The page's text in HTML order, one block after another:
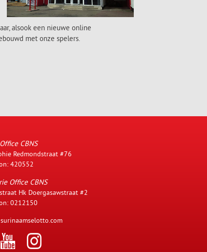
alsook een nieuwe online
met onze spelers.
CBNS
Redmondstraat #76
420552
Office CBNS
Hk Doergasawstraat #2
0212150